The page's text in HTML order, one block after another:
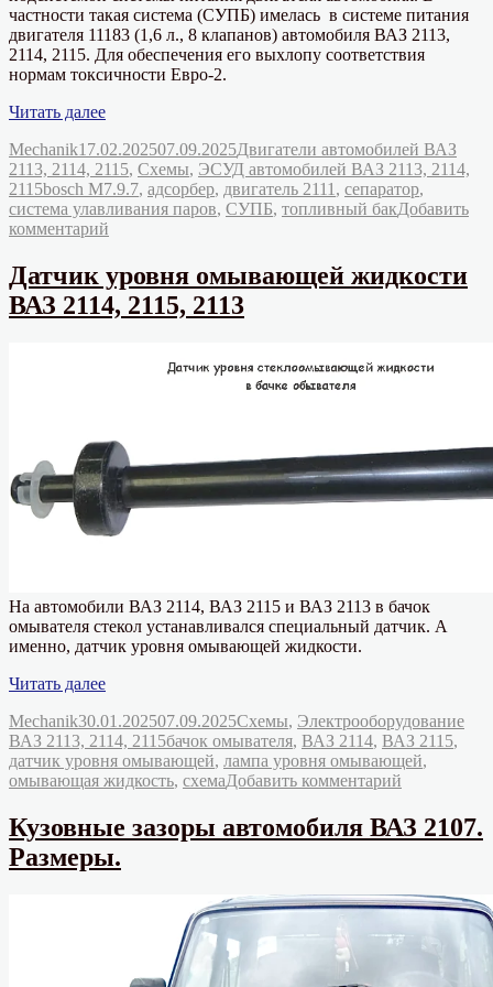
частности такая система (СУПБ) имелась в системе питания
двигателя 11183 (1,6 л., 8 клапанов) автомобиля ВАЗ 2113,
2114, 2115. Для обеспечения его выхлопу соответствия
нормам токсичности Евро-2.
Читать далее«Система
паров
бензина
—
СУПБ
двигателя
Автор
MechanikОпубликовано
17.02.202507.09.2025Рубрики
Двигатели автомобилей ВАЗ
2113, 2114, 2115, Схемы, ЭСУД автомобилей ВАЗ 2113, 2114,
2115Метки
bosch M7.9.7, адсорбер, двигатель 2111 , сепаратор,
система улавливания паров, СУПБ, топливный бакДобавить
комментарий
улавливания
паров
Датчик уровня омывающей жидкости
ВАЗ 2114, 2115, 2113
На автомобили ВАЗ 2114, ВАЗ 2115 и ВАЗ 2113 в бачок
омывателя стекол устанавливался специальный датчик. А
именно, датчик уровня омывающей жидкости.
Читать далее«Датчик
омывающей
жидкости
ВАЗ
2114,
2113»
Автор
MechanikОпубликовано
30.01.202507.09.2025Рубрики
Схемы, Электрооборудование
ВАЗ 2113, 2114, 2115Метки
бачок омывателя, ВАЗ 2114, ВАЗ 2115,
датчик уровня омывающей, лампа уровня омывающей,
омывающая жидкость, схемаДобавить комментарий
Датчик
уровня
ВАЗ
2115,
Кузовные зазоры автомобиля ВАЗ 2107.
Размеры.